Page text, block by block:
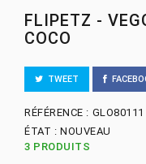
FLIPETZ -
COCO
TWEET
RÉFÉRENCE : GLO80111
ÉTAT : NOUVEAU
3 PRODUITS